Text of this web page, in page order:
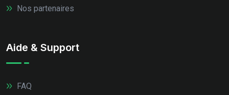
Nos partenaires
Aide & Support
FAQ